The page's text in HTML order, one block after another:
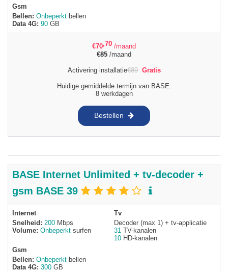
Gsm
Bellen: Onbeperkt bellen
Data 4G: 90 GB
€70,70 /maand
€85 /maand
Activering installatie€89 Gratis
Huidige gemiddelde termijn van BASE:
8 werkdagen
Bestellen
BASE Internet Unlimited + tv-decoder +
gsm BASE 39
Internet
Snelheid: 200 Mbps
Volume: Onbeperkt surfen
Tv
Decoder (max 1) + tv-applicatie
31 TV-kanalen
10 HD-kanalen
Gsm
Bellen: Onbeperkt bellen
Data 4G: 300 GB